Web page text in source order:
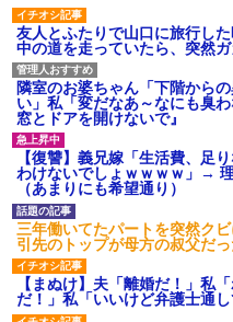
私「初めて飲む味だけどなん
のお茶？」彼「ちっ！」私「」
【GIF】JSのカンチョーワロ
タ
後続車にクラクションを鳴ら
され彼氏が逆切れ。「何クラク
ション鳴らしてんだ！降りてこ
いよ！」と怒鳴りだし...
【衝撃】報酬100万円超の治験
募集がこちらｗｗｗｗｗ(※画像
あり)
【ネット騒然】惨殺されたタ
ワマン頂き女子のこの動画、す
げえええええｗｗｗｗｗｗｗｗ
ｗｗｗ
【愕然】白のクラウン俺氏、
高速道路左車線を制限速度で走
った結果wwwwwwwwwwww
友人とふたりで山口に旅行し
中の道を走っていたら、突然
隣室のお婆ちゃん「下階から
い」私「変だなあ～なにも臭
窓とドアを開けないで』
【復讐】義兄嫁「生活費、足
わけないでしょｗｗｗｗ」→
（あまりにも希望通り）
三年働いてたパートを突然ク
引先のトップが母方の叔父だ
【まぬけ】夫「離婚だ！」私
だ！」私「いいけど弁護士通